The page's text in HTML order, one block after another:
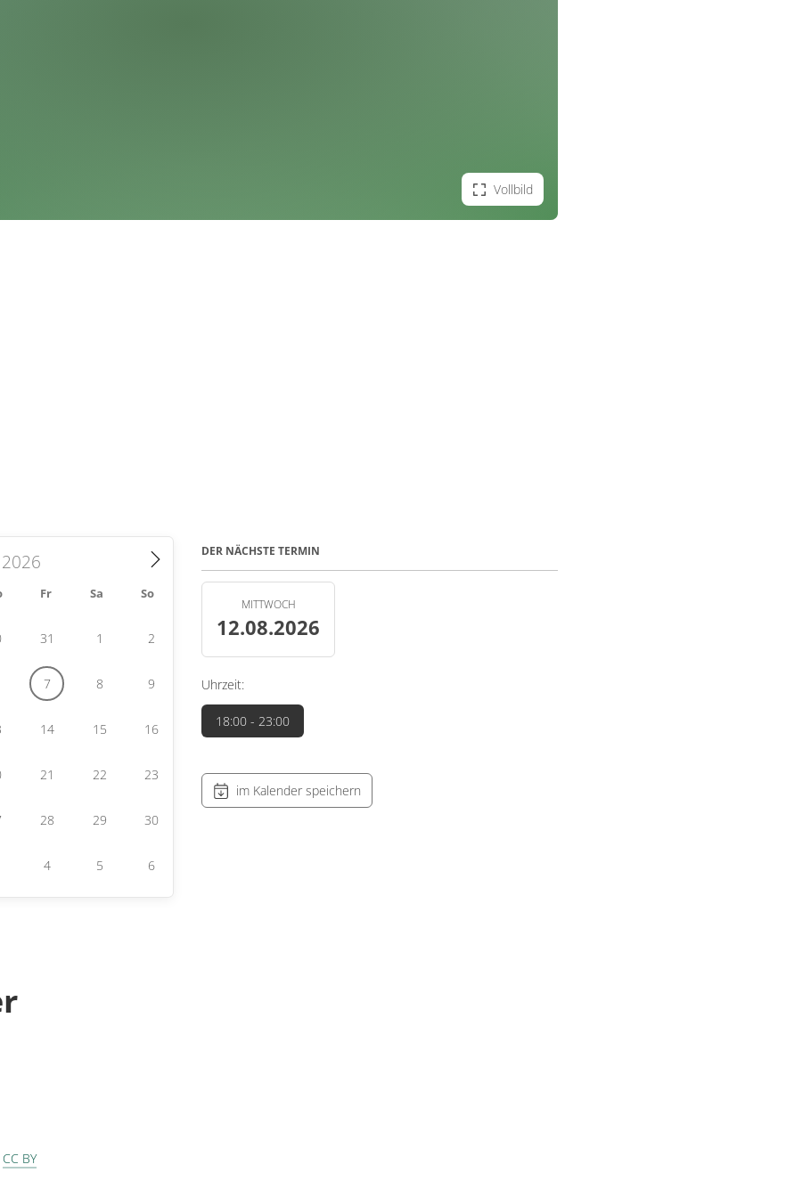
Vollbild
Fr Sa So
31 1 2
7 8 9
14 15 16
21 22 23
28 29 30
4 5 6
DER NÄCHSTE TERMIN
MITTWOCH
12.08.2026
Uhrzeit:
18:00 - 23:00
im Kalender speichern
CC BY